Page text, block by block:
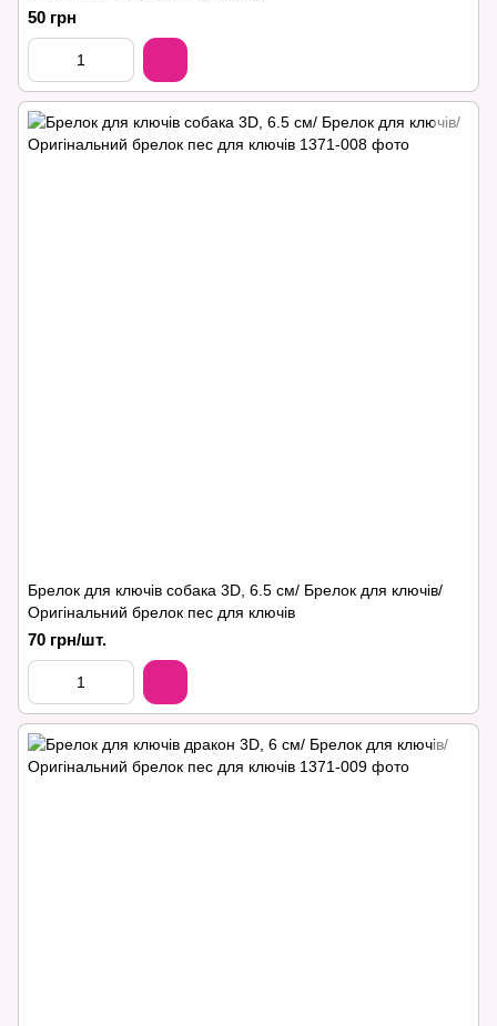
50 грн
Брелок для ключів собака 3D, 6.5 см/ Брелок для ключів/
Оригінальний брелок пес для ключів
70 грн/шт.